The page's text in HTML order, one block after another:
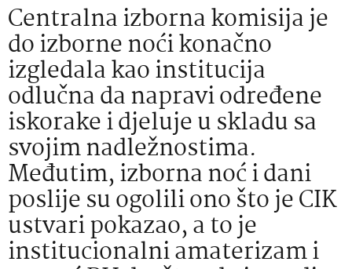
Centralna izborna komisija je
do izborne noći konačno
izgledala kao institucija
odlučna da napravi određene
iskorake i djeluje u skladu sa
svojim nadležnostima.
Međutim, izborna noć i dani
poslije su ogolili ono što je CIK
ustvari pokazao, a to je
institucionalni amaterizam i